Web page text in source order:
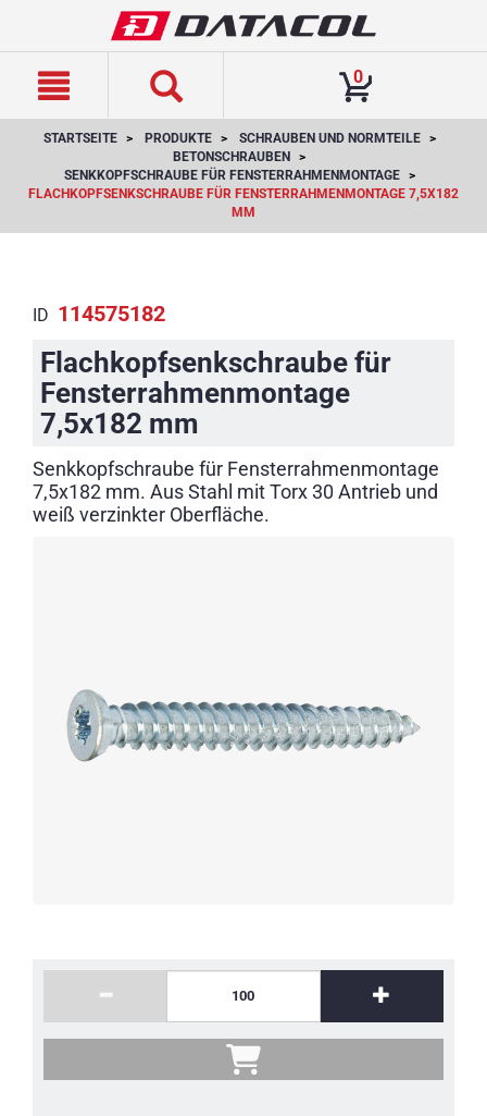
0
STARTSEITE PRODUKTE
SCHRAUBEN UND NORMTEILE
BETONSCHRAUBEN
SENKKOPFSCHRAUBE FÜR FENSTERRAHMENMONTAGE
FLACHKOPFSENKSCHRAUBE FÜR FENSTERRAHMENMONTAGE 7,5X182
MM
ID 114575182
Flachkopfsenkschraube für
Fensterrahmenmontage
7,5x182 mm
Senkkopfschraube für Fensterrahmenmontage
7,5x182 mm. Aus Stahl mit Torx 30 Antrieb und
weiß verzinkter Oberfläche.